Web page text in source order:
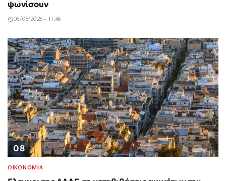
ψωνίσουν
06/08/2026 - 11:46
08
ΟΙΚΟΝΟΜΙΑ